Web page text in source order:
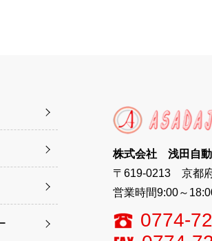
株式会社 浅田自
〒619-0213 京都
営業時間9:00～
0774-